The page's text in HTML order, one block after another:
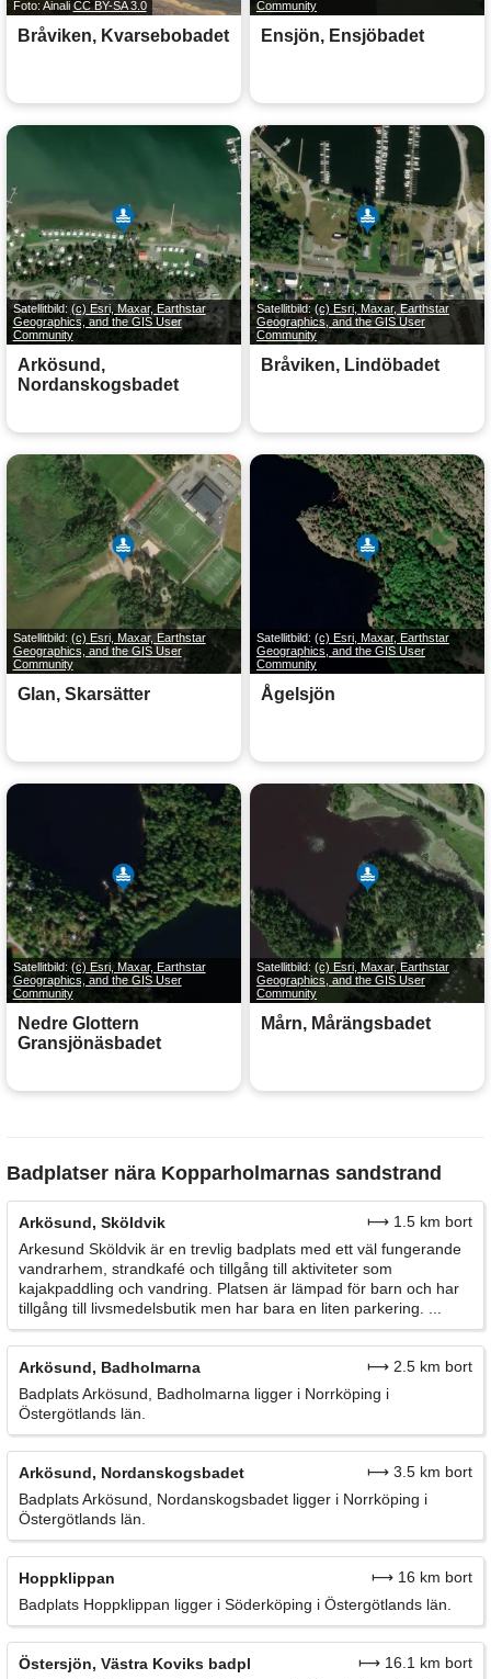
Foto: Ainali CC BY-SA 3.0
Bråviken, Kvarsebobadet
Community
Ensjön, Ensjöbadet
Satellitbild: (c) Esri, Maxar, Earthstar
Geographics, and the GIS User
Community
Arkösund,
Nordanskogsbadet
Satellitbild:(c) Esri, Maxar, Earthstar
Geographics, and the GIS User
Community
Bråviken, Lindöbadet
Satellitbild: (c) Esri, Maxar, Earthstar
Geographics, and the GIS User
Community
Glan, Skarsätter
Satellitbild: (c) Esri, Maxar, Earthstar
Geographics, and the GIS User
Community
Ågelsjön
Satellitbild: (c) Esri, Maxar, Earthstar
Geographics, and the GIS User
Community
Nedre Glottern
Gransjönäsbadet
Satellitbild: (c) Esri, Maxar, Earthstar
Geographics, and the GIS User
Community
Mårn, Mårängsbadet
Badplatser nära Kopparholmarnas sandstrand
Arkösund, Sköldvik
⟼ 1.5 km bort
Arkesund Sköldvik är en trevlig badplats med ett väl fungerande
vandrarhem, strandkafé och tillgång till aktiviteter som
kajakpaddling och vandring. Platsen är lämpad för barn och har
tillgång till livsmedelsbutik men har bara en liten parkering. ...
Arkösund, Badholmarna
⟼ 2.5 km bort
Badplats Arkösund, Badholmarna ligger i Norrköping i
Östergötlands län.
Arkösund, Nordanskogsbadet
⟼ 3.5 km bort
Badplats Arkösund, Nordanskogsbadet ligger i Norrköping i
Östergötlands län.
Hoppklippan
⟼ 16 km bort
Badplats Hoppklippan ligger i Söderköping i Östergötlands län.
Östersjön, Västra Koviks badpl
⟼ 16.1 km bort